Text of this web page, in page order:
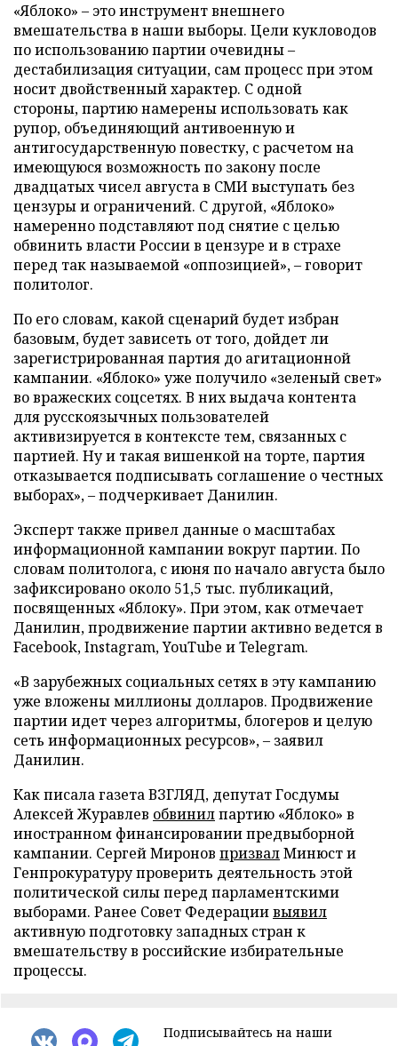
«Яблоко» – это инструмент внешнего
вмешательства в наши выборы. Цели кукловодов
по использованию партии очевидны –
дестабилизация ситуации, сам процесс при этом
носит двойственный характер. С одной
стороны, партию намерены использовать как
рупор, объединяющий антивоенную и
антигосударственную повестку, с расчетом на
имеющуюся возможность по закону после
двадцатых чисел августа в СМИ выступать без
цензуры и ограничений. С другой, «Яблоко»
намеренно подставляют под снятие с целью
обвинить власти России в цензуре и в страхе
перед так называемой «оппозицией», – говорит
политолог.
По его словам, какой сценарий будет избран
базовым, будет зависеть от того, дойдет ли
зарегистрированная партия до агитационной
кампании. «Яблоко» уже получило «зеленый свет»
во вражеских соцсетях. В них выдача контента
для русскоязычных пользователей
активизируется в контексте тем, связанных с
партией. Ну и такая вишенкой на торте, партия
отказывается подписывать соглашение о честных
выборах», – подчеркивает Данилин.
Эксперт также привел данные о масштабах
информационной кампании вокруг партии. По
словам политолога, с июня по начало августа было
зафиксировано около 51,5 тыс. публикаций,
посвященных «Яблоку». При этом, как отмечает
Данилин, продвижение партии активно ведется в
Facebook, Instagram, YouTube и Telegram.
«В зарубежных социальных сетях в эту кампанию
уже вложены миллионы долларов. Продвижение
партии идет через алгоритмы, блогеров и целую
сеть информационных ресурсов», – заявил
Данилин.
Как писала газета ВЗГЛЯД, депутат Госдумы
Алексей Журавлев обвинилпартию «Яблоко» в
иностранном финансировании предвыборной
кампании. Сергей Миронов призвалМинюст и
Генпрокуратуру проверить деятельность этой
политической силы перед парламентскими
выборами. Ранее Совет Федерациивыявил
активную подготовку западных стран к
вмешательству в российские избирательные
процессы.
Подписывайтесь на наши